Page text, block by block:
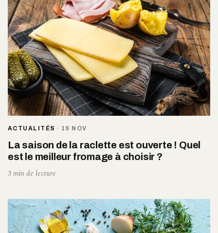
ACTUALITÉS · 19 NOV
La saison de la raclette est ouverte ! Quel
est le meilleur fromage à choisir ?
3 min de lecture